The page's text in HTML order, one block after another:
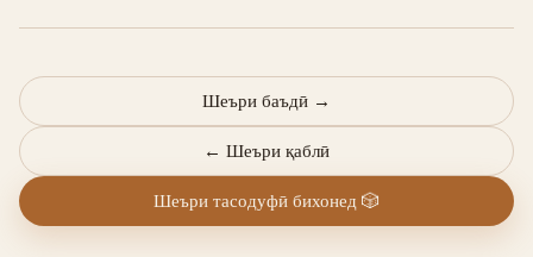
← Шеъри қаблӣ
Шеъри баъдӣ →
Шеъри тасодуфӣ бихонед 🎲